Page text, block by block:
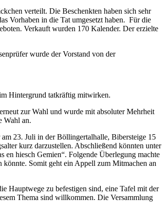
verteilt. Die Beschenkten haben sich sehr
Vorhaben in die Tat umgesetzt haben. Für die
Verkauft wurden 170 Kalender. Der erzielte
wurde der Vorstand von der
Hintergrund tatkräftig mitwirken.
zur Wahl und wurde mit absoluter Mehrheit
Wahl an.
23. Juli in der Böllingertalhalle, Bibersteige 15
kurz darzustellen. Abschließend könnten unter
hiesch Gemien“. Folgende Überlegung machte
Somit geht ein Appell zum Mitmachen an
Hauptwege zu befestigen sind, eine Tafel mit der
Thema sind willkommen. Die Versammlung